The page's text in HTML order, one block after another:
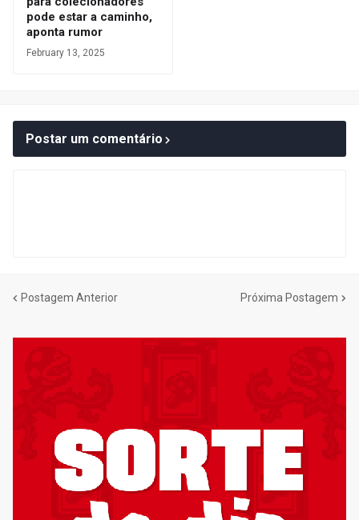
pode estar a caminho,
aponta rumor
February 13, 2025
Postar um comentário
Postagem Anterior Próxima Postagem